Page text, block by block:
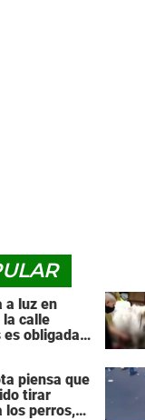
a luz en
calle
obligada a
piensa que
tirar
los perros,